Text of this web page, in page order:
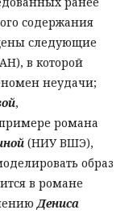
содержания
следующие
в которой
неудачи;
,
романа
(НИУ ВШЭ),
образ
в романе
Дениса